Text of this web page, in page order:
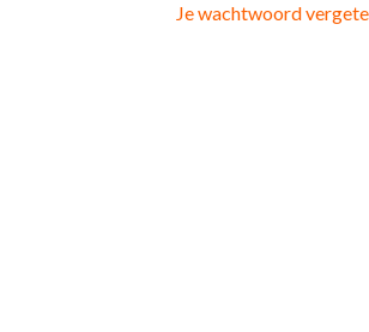
Je wachtwoord